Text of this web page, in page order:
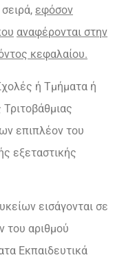
εφόσον
αναφέρονται στην
κεφαλαίου.
ή Τμήματα ή
επιπλέον του
εξεταστικής
εισάγονται σε
του αριθμού
Εκπαιδευτικά